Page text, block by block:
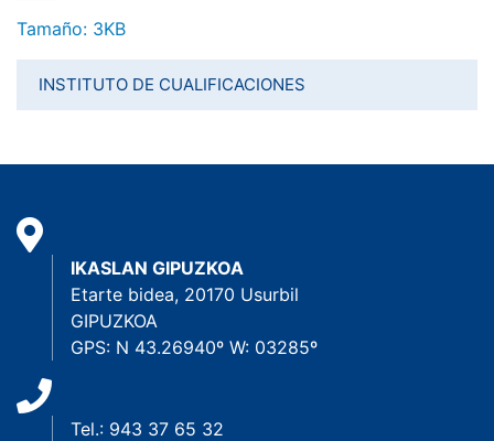
Haga clic aquí para ver la imagen a tamaño completo…
Tamaño: 3KB
INSTITUTO DE CUALIFICACIONES
IKASLAN GIPUZKOA
Etarte bidea, 20170 Usurbil
GIPUZKOA
GPS: N 43.26940º W: 03285º
Tel.: 943 37 65 32